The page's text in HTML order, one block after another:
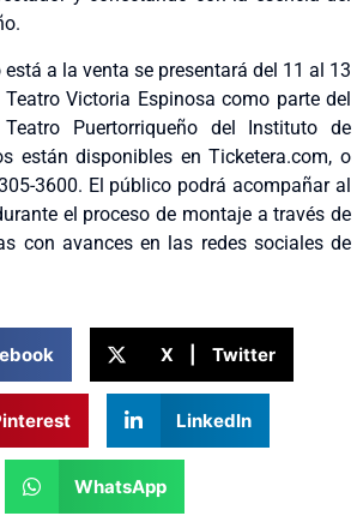
a la venta se presentará del 11 al 13
Victoria Espinosa como parte del
Puertorriqueño del Instituto de
están disponibles en Ticketera.com, o
3600. El público podrá acompañar al
el proceso de montaje a través de
con avances en las redes sociales de
X | Twitter
LinkedIn
WhatsApp